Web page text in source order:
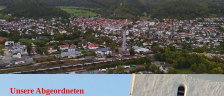
Unsere Abgeordneten